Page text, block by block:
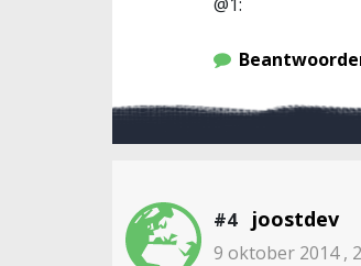
#4 joostdev
9 oktober 2014 ,